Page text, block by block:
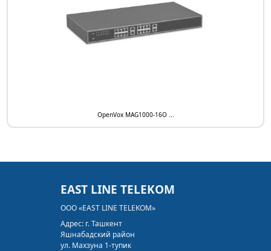
Максимальное потребление - до 40W
Совместимость с Asterisk, Issabel, 3CX,
FreeSWITCH, BroadSoft, VOS
OpenVox MAG1000-16O ...
EAST LINE TELEKOM
ООО «EAST LINE TELEKOM»
Адрес: г. Ташкент
Яшнабадский район
ул. Махзуна 1-тупик